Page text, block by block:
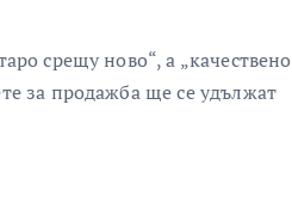
срещу ново“, а „качествено
за продажба ще се удължат